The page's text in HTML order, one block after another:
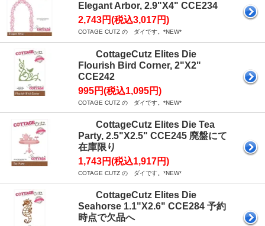
Elegant Arbor, 2.9"X4" CCE234
2,743円(税込3,017円)
COTAGE CUTZ の ダイです。*NEW*
CottageCutz Elites Die
Flourish Bird Corner, 2"X2"
CCE242
995円(税込1,095円)
COTAGE CUTZ の ダイです。*NEW*
CottageCutz Elites Die Tea
Party, 2.5"X2.5" CCE245 廃盤にて
在庫限り
1,743円(税込1,917円)
COTAGE CUTZ の ダイです。*NEW*
CottageCutz Elites Die
Seahorse 1.1"X2.6" CCE284 予約
時点で欠品へ